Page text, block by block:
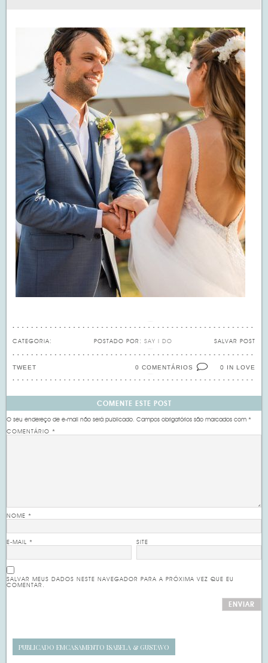
CATEGORIA: SALVAR POST
POSTADO POR: SAY I DO
0 IN LOVE
0 COMENTÁRIOS
TWEET
COMENTE ESTE POST
O seu endereço de e-mail não será publicado. Campos obrigatórios são marcados com*
COMENTÁRIO*
NOME*
E-MAIL* SITE
SALVAR MEUS DADOS NESTE NAVEGADOR PARA A PRÓXIMA VEZ QUE EU
COMENTAR.
PUBLICADO EMCASAMENTO ISABELA & GUSTAVO